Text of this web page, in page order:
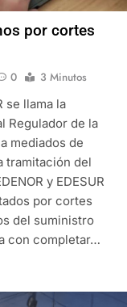
por cortes
0
3 Minutos
se llama la
Regulador de la
mediados de
tramitación del
y EDESUR
por cortes
del suministro
con completar…